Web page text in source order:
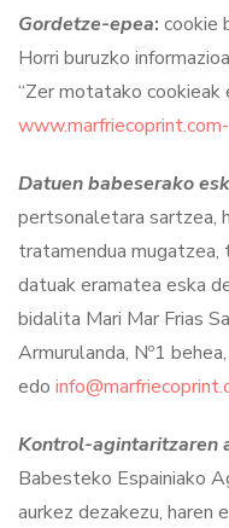
Gordetze-epea: cookie
Horri buruzko
“Zer motatako
Datuen babeserako
pertsonaletara sartzea,
tratamendua mugatzea,
datuak eramatea eska
bidalita Mari Mar Frias
Armurulanda, Nº1
edo
Kontrol-agintaritzaren
Babesteko Espainiako
aurkez dezakezu, haren